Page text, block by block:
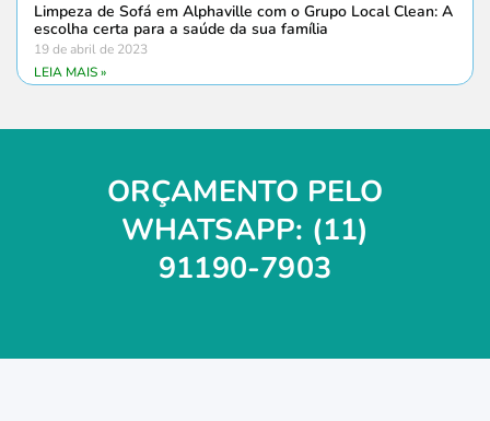
Limpeza de Sofá em Alphaville com o Grupo Local Clean: A
escolha certa para a saúde da sua família
19 de abril de 2023
LEIA MAIS »
ORÇAMENTO PELO
WHATSAPP: (11)
91190-7903